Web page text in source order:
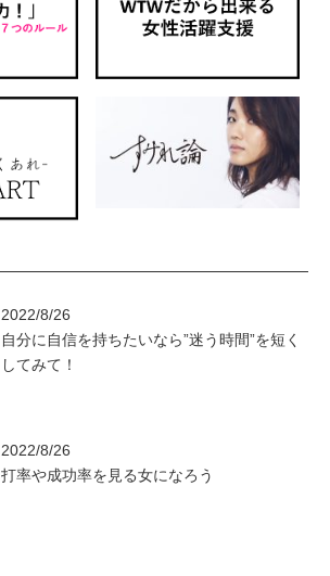
2022/8/26
自分に自信を持ちたいなら”迷う時間”を短く
してみて！
2022/8/26
打率や成功率を見る女になろう